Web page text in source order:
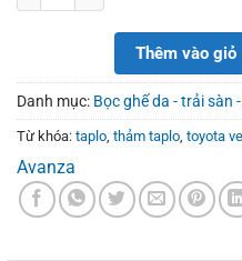
Thêm vào giỏ
Danh mục: Bọc ghế da - trải sàn
Từ khóa: taplo thảm taplo toyota
Avanza